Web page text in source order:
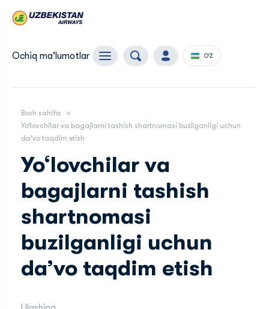
Ochiq ma'lumotlar O'Z
Bosh sahifa
Yo‘lovchilar va bagajlarni tashish shartnomasi buzilganligi uchun
da’vo taqdim etish
Yo‘lovchilar va
bagajlarni tashish
shartnomasi
buzilganligi uchun
da’vo taqdim etish